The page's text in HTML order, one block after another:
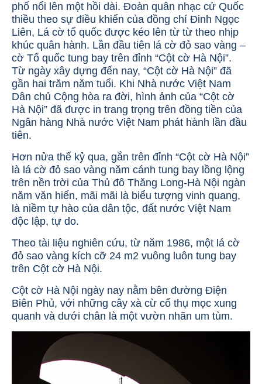
phố nổi lên một hồi dài. Đoàn quân nhạc cử Quốc
thiều theo sự điều khiển của đồng chí Đinh Ngọc
Liên, Lá cờ tổ quốc được kéo lên từ từ theo nhịp
khúc quân hành. Lần đầu tiên lá cờ đỏ sao vàng –
cờ Tổ quốc tung bay trên đỉnh “Cột cờ Hà Nội”.
Từ ngày xây dựng đến nay, “Cột cờ Hà Nội” đã
gần hai trăm năm tuổi. Khi Nhà nước Việt Nam
Dân chủ Cộng hòa ra đời, hình ảnh của “Cột cờ
Hà Nội” đã được in trang trọng trên đồng tiền của
Ngân hàng Nhà nước Việt Nam phát hành lần đầu
tiên.
Hơn nửa thế kỷ qua, gắn trên đỉnh “Cột cờ Hà Nội”
là lá cờ đỏ sao vàng năm cánh tung bay lồng lộng
trên nền trời của Thủ đô Thăng Long-Hà Nội ngàn
năm văn hiến, mãi mãi là biểu tượng vinh quang,
là niềm tự hào của dân tộc, đất nước Việt Nam
độc lập, tự do.
Theo tài liệu nghiên cứu, từ năm 1986, một lá cờ
đỏ sao vàng kích cỡ 24 m2 vuông luôn tung bay
trên Cột cờ Hà Nội.
Cột cờ Hà Nội ngày nay nằm bên đường Điện
Biên Phủ, với những cây xà cừ cổ thụ mọc xung
quanh và dưới chân là một vườn nhãn um tùm.